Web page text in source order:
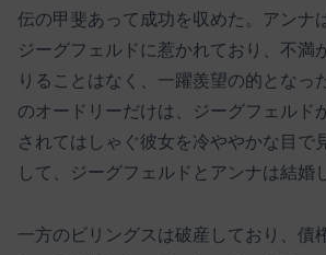
伝の甲斐あって成功を収めた。アンナ
ジーグフェルドに惹かれており、不満
りることはなく、一躍羨望の的となっ
のオードリーだけは、ジーグフェルド
されてはしゃぐ彼女を冷ややかな目で
して、ジーグフェルドとアンナは結婚
一方のビリングスは破産しており、債